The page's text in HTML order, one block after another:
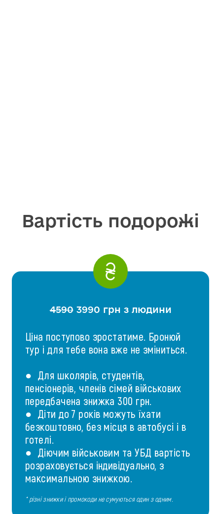
Вартість подорожі
45903990 грн з людини
Ціна поступово зростатиме. Бронюй
тур і для тебе вона вже не зміниться.
● Для школярів, студентів,
пенсіонерів, членів сімей військових
передбачена знижка 300 грн.
● Діти до 7 років можуть їхати
безкоштовно, без місця в автобусі і в
готелі.
● Діючим військовим та УБД вартість
розраховується індивідуально, з
максимальною знижкою.
* різні знижки і промокоди не сумуються один з одним.